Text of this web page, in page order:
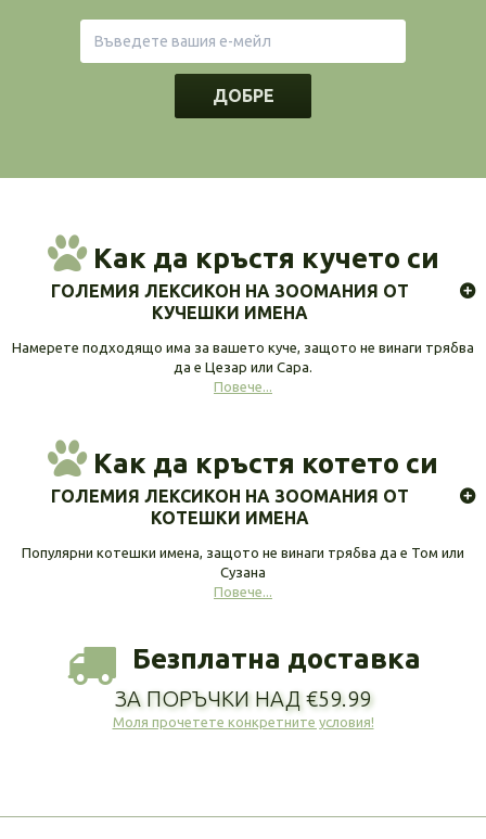
ДОБРЕ
Как да кръстя кучето си
ГОЛЕМИЯ ЛЕКСИКОН НА ЗООМАНИЯ ОТ
КУЧЕШКИ ИМЕНА
Намерете подходящо има за вашето куче, защото не винаги трябва
да е Цезар или Сара.
Повече...
Как да кръстя котето си
ГОЛЕМИЯ ЛЕКСИКОН НА ЗООМАНИЯ ОТ
КОТЕШКИ ИМЕНА
Популярни котешки имена, защото не винаги трябва да е Том или
Сузана
Повече...
Безплатна доставка
ЗА ПОРЪЧКИ НАД €59.99
Моля прочетете конкретните условия!